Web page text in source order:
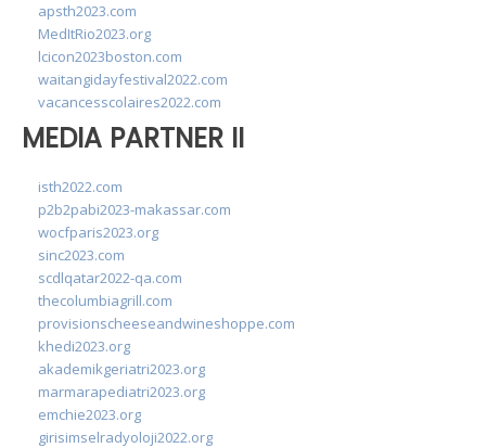
apsth2023.com
MedItRio2023.org
lcicon2023boston.com
waitangidayfestival2022.com
vacancesscolaires2022.com
MEDIA PARTNER II
isth2022.com
p2b2pabi2023-makassar.com
wocfparis2023.org
sinc2023.com
scdlqatar2022-qa.com
thecolumbiagrill.com
provisionscheeseandwineshoppe.com
khedi2023.org
akademikgeriatri2023.org
marmarapediatri2023.org
emchie2023.org
girisimselradyoloji2022.org